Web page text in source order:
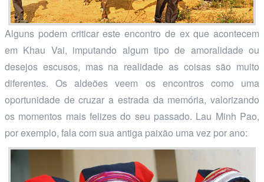
Alguns podem criticar este encontro de ex que acontecem
em Khau Vai, imputando algum tipo de amoralidade ou
desejos escusos, mas na realidade as coisas são muito
diferentes. Os aldeões veem os encontros como uma
oportunidade de cruzar a estrada da memória, valorizando
os momentos mais felizes do seu passado. Lau Minh Pao,
por exemplo, fala com sua antiga paixão uma vez por ano: